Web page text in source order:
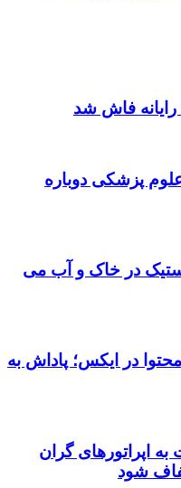
فاش شد
در ۵ آزمون علوم پزشکی دوباره
در خاک و آب می
محتوا در ایکس؛ پاداش به
اپراتورهای گران
شود